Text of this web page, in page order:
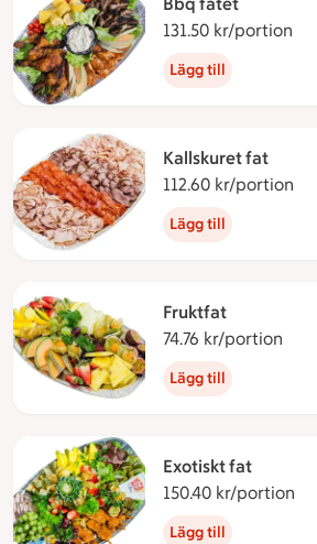
131.50 kr/portion
Lägg till
Kallskuret fat
112.60 kr/portion
Lägg till
Fruktfat
74.76 kr/portion
Lägg till
Exotiskt fat
150.40 kr/portion
Lägg till